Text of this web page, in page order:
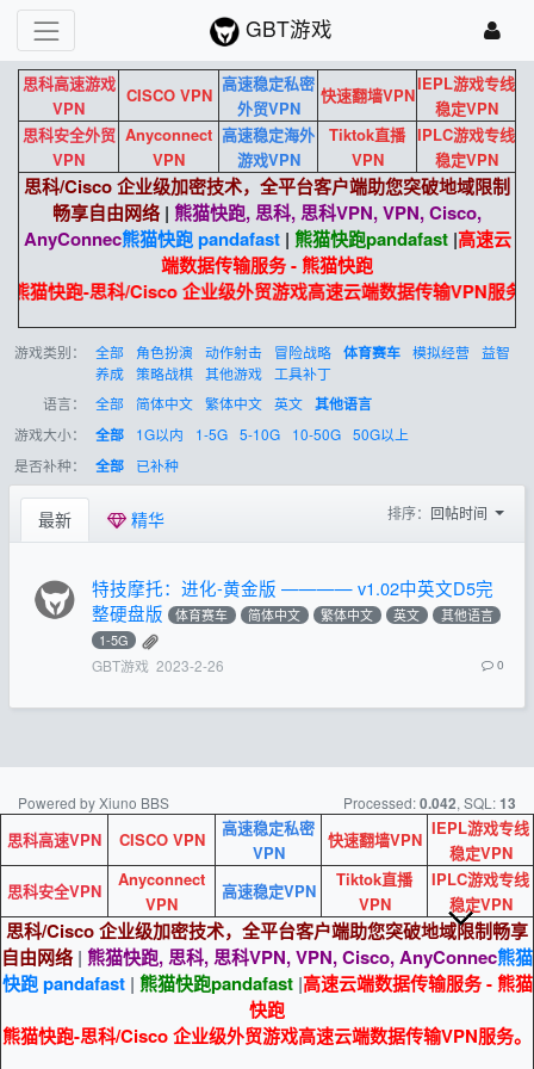
GBT游戏
思科高速游戏
VPN
CISCO VPN
高速稳定私密
外贸VPN
快速翻墙VPN
IEPL游戏专线
稳定VPN
思科安全外贸
VPN
Anyconnect
VPN
高速稳定海外
游戏VPN
Tiktok直播
VPN
IPLC游戏专线
稳定VPN
思科/Cisco 企业级加密技术，全平台客户端助您突破地域限制
畅享自由网络 | 熊猫快跑, 思科, 思科VPN, VPN, Cisco,
AnyConnec熊猫快跑 pandafast| 熊猫快跑pandafast|高速云
端数据传输服务 - 熊猫快跑
熊猫快跑-思科/Cisco 企业级外贸游戏高速云端数据传输VPN服务
游戏类别： 全部 角色扮演 动作射击 冒险战略 体育赛车 模拟经营 益智
养成 策略战棋 其他游戏
工具补丁
语言：
全部 简体中文 繁体中文 英文 其他语言
游戏大小：
全部 1G以内 1-5G 5-10G 10-50G 50G以上
是否补种：
全部 已补种
最新 精华 排序： 回帖时间
特技摩托：进化-黄金版 ———— v1.02中英文D5完
整硬盘版
体育赛车 简体中文 繁体中文 英文
其他语言
1-5G
GBT游戏 2023-2-26 0
Powered by Xiuno BBS Processed:0.042, SQL:13
思科高速VPN CISCO VPN
高速稳定私密
VPN
快速翻墙VPN
IEPL游戏专线
稳定VPN
思科安全VPN
Anyconnect
VPN
高速稳定VPN
Tiktok直播
VPN
IPLC游戏专线
稳定VPN
思科/Cisco 企业级加密技术，全平台客户端助您突破地域限制畅享
自由网络 | 熊猫快跑, 思科, 思科VPN, VPN, Cisco, AnyConnec熊猫
快跑 pandafast| 熊猫快跑pandafast|高速云端数据传输服务 - 熊猫
快跑
熊猫快跑-思科/Cisco 企业级外贸游戏高速云端数据传输VPN服务。